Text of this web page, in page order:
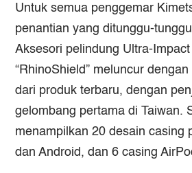
Untuk semua penggemar
penantian yang ditunggu-
Aksesori pelindung Ultra-Impact
“RhinoShield” meluncur
dari produk terbaru, dengan
gelombang pertama di Taiwan.
menampilkan 20 desain casing
dan Android, dan 6 casing